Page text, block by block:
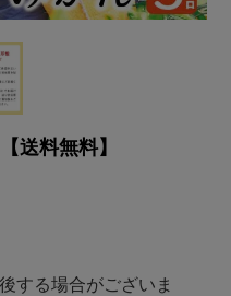
送料無料】
する場合がございま